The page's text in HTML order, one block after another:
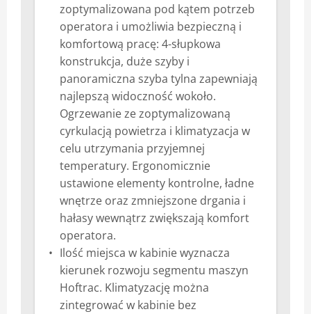
zoptymalizowana pod kątem potrzeb
operatora i umożliwia bezpieczną i
komfortową pracę: 4-słupkowa
konstrukcja, duże szyby i
panoramiczna szyba tylna zapewniają
najlepszą widoczność wokoło.
Ogrzewanie ze zoptymalizowaną
cyrkulacją powietrza i klimatyzacja w
celu utrzymania przyjemnej
temperatury. Ergonomicznie
ustawione elementy kontrolne, ładne
wnętrze oraz zmniejszone drgania i
hałasy wewnątrz zwiększają komfort
operatora.
Ilość miejsca w kabinie wyznacza
kierunek rozwoju segmentu maszyn
Hoftrac. Klimatyzację można
zintegrować w kabinie bez